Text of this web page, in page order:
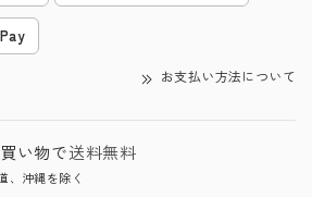
お支払い方法について
い物で送料無料
、沖縄を除く